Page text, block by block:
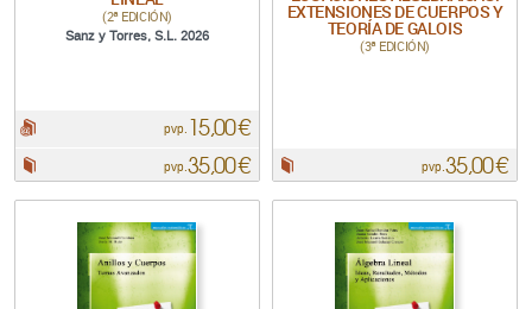
(2ª EDICIÓN)
Sanz y Torres, S.L. 2026
pvp. 15,00 €
pvp.35,00 €
EXTENSIONES DE CUERPOS Y
TEORÍA DE GALOIS
(3ª EDICIÓN)
pvp.35,00 €